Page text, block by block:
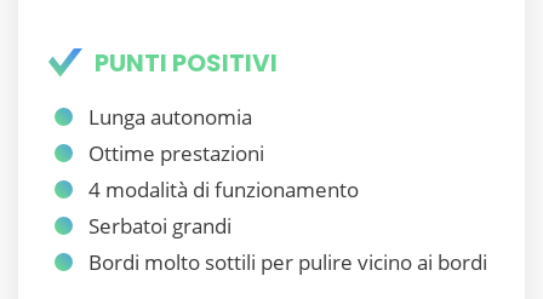
PUNTI POSITIVI
Lunga autonomia
Ottime prestazioni
4 modalità di funzionamento
Serbatoi grandi
Bordi molto sottili per pulire vicino ai bordi